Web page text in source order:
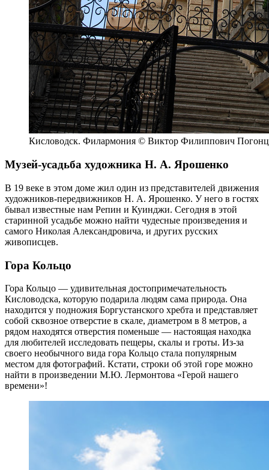
Кисловодск. Филармония © Виктор Филиппович
Музей-усадьба художника Н. А. Ярошенко
В 19 веке в этом доме жил один из представителей движения
художников-передвижников Н. А. Ярошенко. У него в гостях
бывал известные нам Репин и Куинджи. Сегодня в этой
старинной усадьбе можно найти чудесные произведения и
самого Николая Александровича, и других русских
живописцев.
Гора Кольцо
Гора Кольцо — удивительная достопримечательность
Кисловодска, которую подарила людям сама природа. Она
находится у подножия Боргустанского хребта и представляет
собой сквозное отверстие в скале, диаметром в 8 метров, а
рядом находятся отверстия поменьше — настоящая находка
для любителей исследовать пещеры, скалы и гроты. Из-за
своего необычного вида гора Кольцо стала популярным
местом для фотографий. Кстати, строки об этой горе можно
найти в произведении М.Ю. Лермонтова «Герой нашего
времени»!